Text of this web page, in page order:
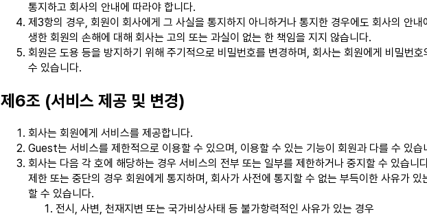
통지하고 회사의 안내에 따라야 합니다.
제3항의 경우, 회원이 회사에게 그 사실을 통지하지 아니하거나 통지한 경우에도 회사의 안내
생한 회원의 손해에 대해 회사는 고의 또는 과실이 없는 한 책임을 지지 않습니다.
회원은 도용 등을 방지하기 위해 주기적으로 비밀번호를 변경하며, 회사는 회원에게 비밀번
수 있습니다.
제6조 (서비스 제공 및 변경)
회사는 회원에게 서비스를 제공합니다.
Guest는 서비스를 제한적으로 이용할 수 있으며, 이용할 수 있는 기능이 회원과 다를 수 있습
회사는 다음 각 호에 해당하는 경우 서비스의 전부 또는 일부를 제한하거나 중지할 수 있습니
제한 또는 중단의 경우 회원에게 통지하며, 회사가 사전에 통지할 수 없는 부득이한 사유가 있
할 수 있습니다.
전시, 사변, 천재지변 또는 국가비상사태 등 불가항력적인 사유가 있는 경우